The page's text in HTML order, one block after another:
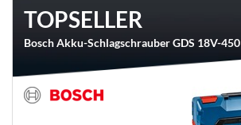
TOPSELLER